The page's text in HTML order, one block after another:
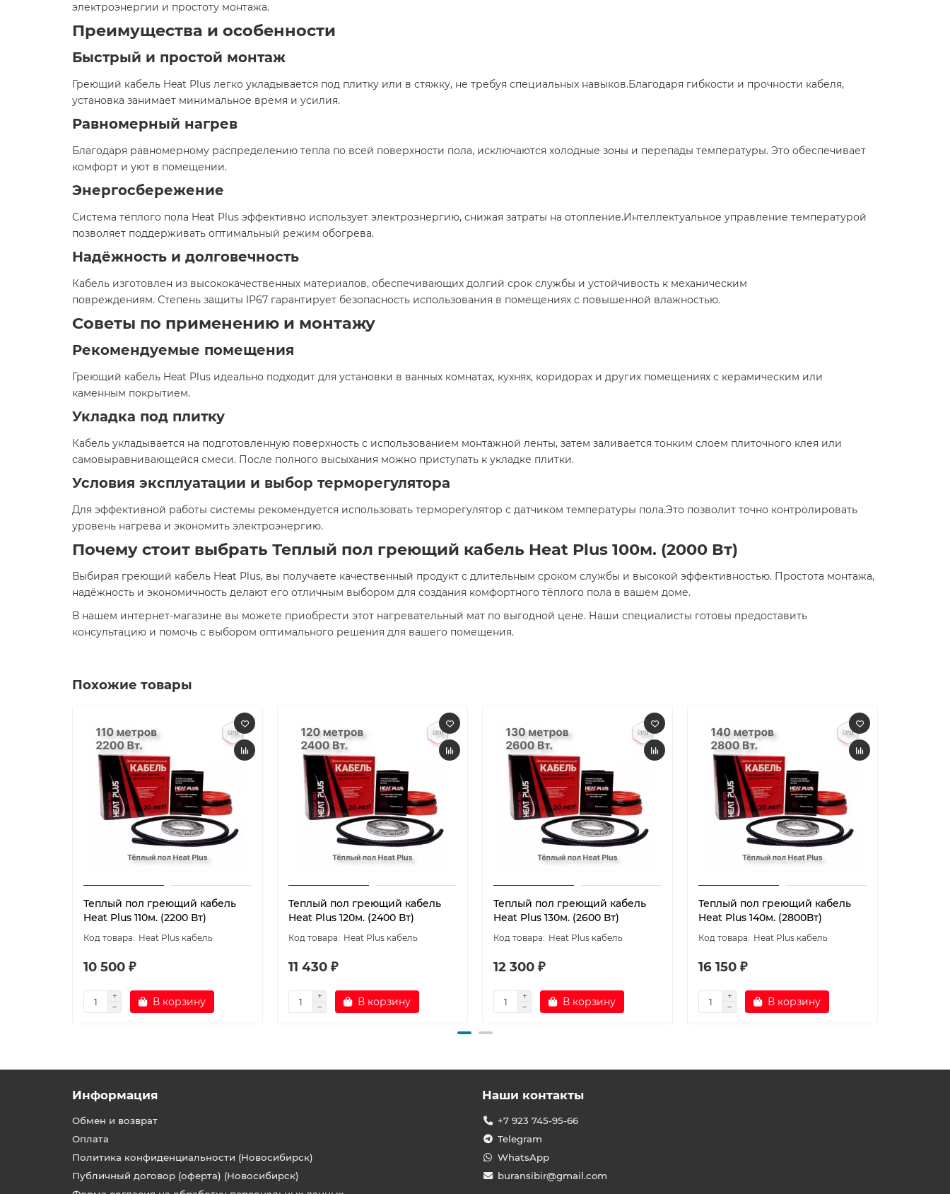
электроэнергии и простоту монтажа.​
Преимущества и особенности
Быстрый и простой монтаж
Греющий кабель Heat Plus легко укладывается под плитку или в стяжку, не требуя специальных навыков.Благодаря гибкости и прочности кабеля,
установка занимает минимальное время и усилия.​
Равномерный нагрев
Благодаря равномерному распределению тепла по всей поверхности пола, исключаются холодные зоны и перепады температуры. Это обеспечивает
комфорт и уют в помещении.​
Энергосбережение
Система тёплого пола Heat Plus эффективно использует электроэнергию, снижая затраты на отопление.Интеллектуальное управление температурой
позволяет поддерживать оптимальный режим обогрева.​
Надёжность и долговечность
Кабель изготовлен из высококачественных материалов, обеспечивающих долгий срок службы и устойчивость к механическим
повреждениям. Степень защиты IP67 гарантирует безопасность использования в помещениях с повышенной влажностью.​
Советы по применению и монтажу
Рекомендуемые помещения
Греющий кабель Heat Plus идеально подходит для установки в ванных комнатах, кухнях, коридорах и других помещениях с керамическим или
каменным покрытием.​
Укладка под плитку
Кабель укладывается на подготовленную поверхность с использованием монтажной ленты, затем заливается тонким слоем плиточного клея или
самовыравнивающейся смеси. После полного высыхания можно приступать к укладке плитки.​
Условия эксплуатации и выбор терморегулятора
Для эффективной работы системы рекомендуется использовать терморегулятор с датчиком температуры пола.Это позволит точно контролировать
уровень нагрева и экономить электроэнергию.​
Почему стоит выбрать Теплый пол греющий кабель Heat Plus 100м. (2000 Вт)
Выбирая греющий кабель Heat Plus, вы получаете качественный продукт с длительным сроком службы и высокой эффективностью. Простота монтажа,
надёжность и экономичность делают его отличным выбором для создания комфортного тёплого пола в вашем доме.​
В нашем интернет-магазине вы можете приобрести этот нагревательный мат по выгодной цене. Наши специалисты готовы предоставить
консультацию и помочь с выбором оптимального решения для вашего помещения.
Похожие товары
Теплый пол греющий кабель
Heat Plus 110м. (2200 Вт)
Heat Plus кабель
10 500 ₽
В корзину
Теплый пол греющий кабель
Heat Plus 120м. (2400 Вт)
Heat Plus кабель
11 430 ₽
В корзину
Теплый пол греющий кабель
Heat Plus 130м. (2600 Вт)
Heat Plus кабель
12 300 ₽
В корзину
Теплый пол греющий кабель
Heat Plus 140м. (2800Вт)
Heat Plus кабель
16 150 ₽
В корзину
Информация
Обмен и возврат
Оплата
Политика конфиденциальности (Новосибирск)
Публичный договор (оферта) (Новосибирск)
Наши контакты
+7 923 745-95-66
Telegram
WhatsApp
buransibir@gmail.com